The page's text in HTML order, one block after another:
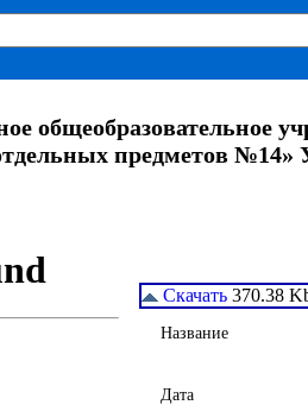
общеобразовательное
предметов №14»
Скачать 370.38
Название
Дата